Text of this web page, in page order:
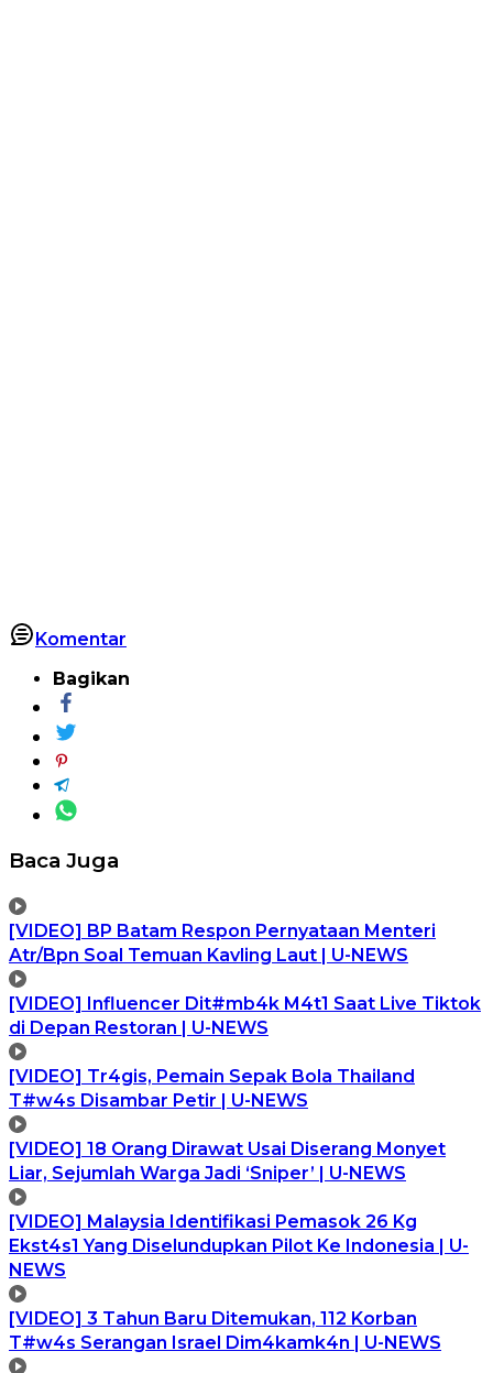
Komentar
Bagikan
Baca Juga
[VIDEO] BP Batam Respon Pernyataan Menteri
Atr/Bpn Soal Temuan Kavling Laut | U-NEWS
[VIDEO] Influencer Dit#mb4k M4t1 Saat Live Tiktok
di Depan Restoran | U-NEWS
[VIDEO] Tr4gis, Pemain Sepak Bola Thailand
T#w4s Disambar Petir | U-NEWS
[VIDEO] 18 Orang Dirawat Usai Diserang Monyet
Liar, Sejumlah Warga Jadi ‘Sniper’ | U-NEWS
[VIDEO] Malaysia Identifikasi Pemasok 26 Kg
Ekst4s1 Yang Diselundupkan Pilot Ke Indonesia | U-
NEWS
[VIDEO] 3 Tahun Baru Ditemukan, 112 Korban
T#w4s Serangan Israel Dim4kamk4n | U-NEWS